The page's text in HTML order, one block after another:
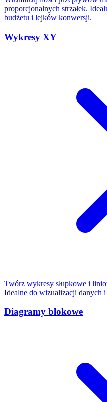
proporcjonalnych strzałek.
budżetu i lejków konwersji.
Wykresy XY
Twórz wykresy słupkowe i
Idealne do wizualizacji danych
Diagramy blokowe